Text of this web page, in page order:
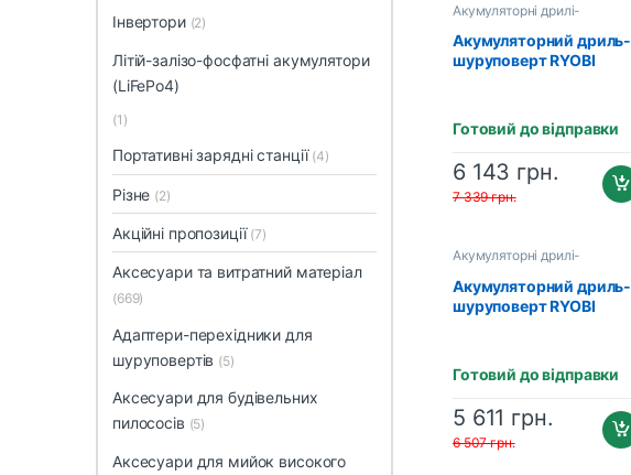
Акумуляторні дрилі-
шуруповерти
Акумуляторний дриль-
шуруповерт RYOBI
Готовий до відправки
6 143 грн.
7 339грн.
Акумуляторні дрилі-
шуруповерти
Акумуляторний дриль-
шуруповерт RYOBI
Готовий до відправки
5 611 грн.
6 507грн.
Інвертори (2)
Літій-залізо-фосфатні акумулятори
(LiFePo4)
(1)
Портативні зарядні станції (4)
Різне (2)
Акційні пропозиції (7)
Аксесуари та витратний матеріал
(669)
Адаптери-перехідники для
шуруповертів (5)
Аксесуари для будівельних
пилососів (5)
Аксесуари для мийок високого